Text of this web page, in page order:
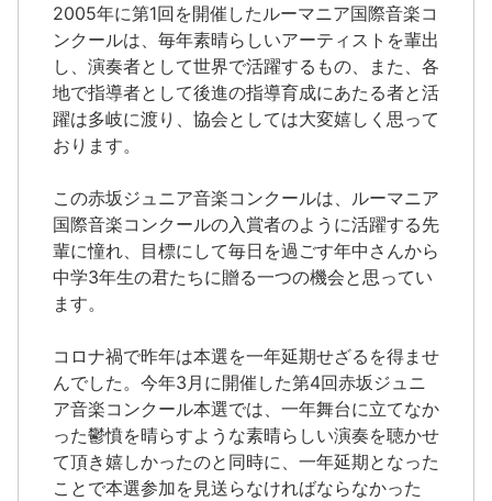
2005年に第1回を開催したルーマニア国際音楽コ
ンクールは、毎年素晴らしいアーティストを輩出
し、演奏者として世界で活躍するもの、また、各
地で指導者として後進の指導育成にあたる者と活
躍は多岐に渡り、協会としては大変嬉しく思って
おります。
この赤坂ジュニア音楽コンクールは、ルーマニア
国際音楽コンクールの入賞者のように活躍する先
輩に憧れ、目標にして毎日を過ごす年中さんから
中学3年生の君たちに贈る一つの機会と思ってい
ます。
コロナ禍で昨年は本選を一年延期せざるを得ませ
んでした。今年3月に開催した第4回赤坂ジュニ
ア音楽コンクール本選では、一年舞台に立てなか
った鬱憤を晴らすような素晴らしい演奏を聴かせ
て頂き嬉しかったのと同時に、一年延期となった
ことで本選参加を見送らなければならなかった